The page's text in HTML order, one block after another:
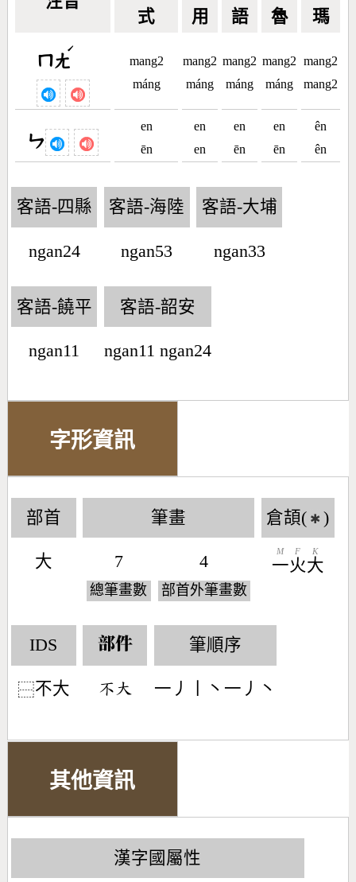
式 用 語 魯 瑪
ㄇㄤ
ˊ
mang2
máng
mang2
máng
mang2
máng
mang2
máng
mang2
mang2
ㄣ
en
ēn
en
en
en
ēn
en
ēn
ên
ên
客語-四縣
ngan24
客語-海陸
ngan53
客語-大埔
ngan33
客語-饒平
ngan11
客語-韶安
ngan11 ngan24
字形資訊
部首
大
筆畫
7
總筆畫數
4
部首外筆畫數
倉頡( ✱ )
一
M
火
F
大
K
IDS
⿱不大
部件
󶂾󶁨
筆順序
一丿丨丶一丿丶
其他資訊
漢字國屬性